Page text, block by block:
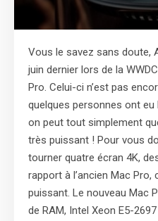
Vous le savez sans doute,
juin dernier lors de la
Pro. Celui-ci n’est pas
quelques personnes ont
on peut tout simplement
très puissant ! Pour vous
tourner quatre écran 4K,
rapport à l’ancien Mac
puissant. Le nouveau Mac
de RAM, Intel Xeon E5-